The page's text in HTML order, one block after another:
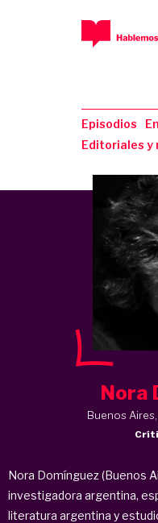
Episodios
Editoriales y
Nora
Buenos
Nora Domínguez (Buenos
investigadora argentina,
literatura argentina y